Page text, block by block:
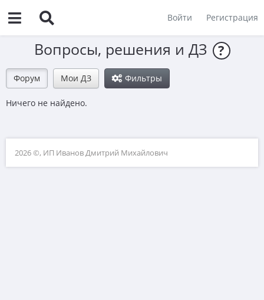
Войти Регистрация
Вопросы, решения и ДЗ ?
Форум Мои ДЗ Фильтры
Ничего не найдено.
2026 ©, ИП Иванов Дмитрий Михайлович